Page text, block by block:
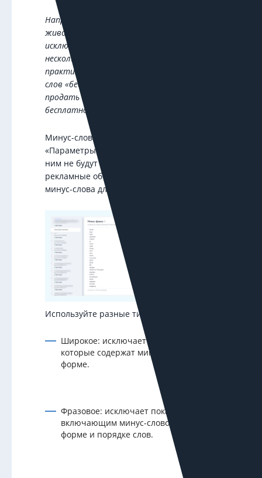
Например, производителю кормов для
животных Hill’s Pet Nutrition стоит
исключить слово «отель», поскольку есть
несколько отелей с названием Hills. Обычная
практика интернет-магазинов — исключение
слов «бесплатно» и «б/у», так как им нужно
продать новый товар, а не отдать его
бесплатно.
Минус-слова можно добавить в разделе
«Параметры» на уровне кампании. Тогда по
ним не будут показываться никакие
рекламные объявления. А можно указать
минус-слова для каждой группы объявлений.
Используйте разные типы соответствия:
Широкое: исключает показы по словам,
которые содержат минус-слово в любой
форме.
Фразовое: исключает показы по фразам,
включающим минус-слово в указанной
форме и порядке слов.